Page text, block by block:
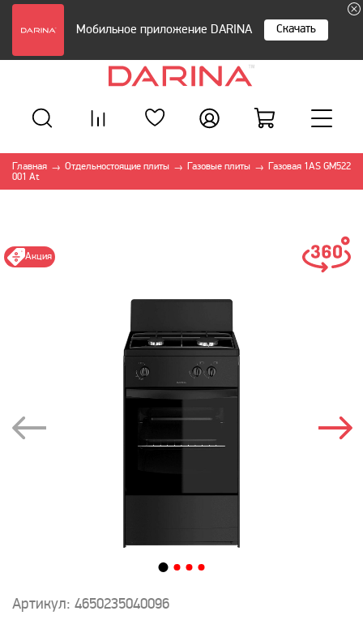
Мобильное приложение DARINA Скачать
Главная → Отдельностоящие плиты → Газовые плиты →
Газовая 1AS GM522
001 At
Акция
Артикул: 4650235040096